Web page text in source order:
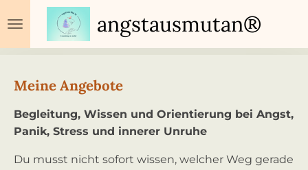
Hauptinhalt
springen
angstausmutan®
Meine Angebote
Begleitung, Wissen und Orientierung bei Angst,
Panik, Stress und innerer Unruhe
Du musst nicht sofort wissen, welcher Weg gerade